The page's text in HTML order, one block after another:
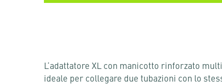
L‘adattatore XL con manicotto rinforzato
ideale per collegare due tubazioni con lo